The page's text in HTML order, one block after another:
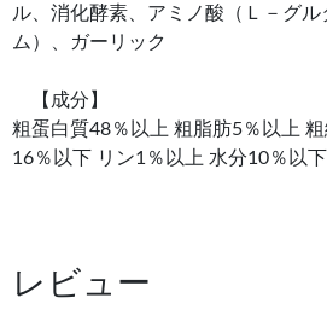
ル、消化酵素、アミノ酸（Ｌ－グル
ム）、ガーリック
【成分】
粗蛋白質48％以上 粗脂肪5％以上
16％以下 リン1％以上 水分10％以
レビュー